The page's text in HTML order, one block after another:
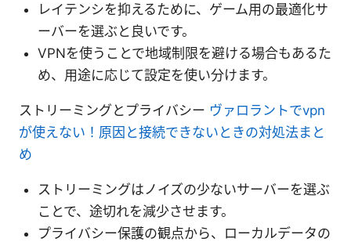
レイテンシを抑えるために、ゲーム用の最適化サ
ーバーを選ぶと良いです。
VPNを使うことで地域制限を避ける場合もあるた
め、用途に応じて設定を使い分けます。
ストリーミングとプライバシー ヴァロラントでvpn
が使えない！原因と接続できないときの対処法まと
め
ストリーミングはノイズの少ないサーバーを選ぶ
ことで、途切れを減少させます。
プライバシー保護の観点から、ローカルデータの